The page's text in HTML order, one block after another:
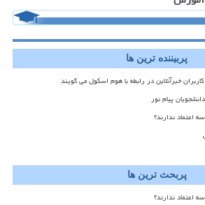
پربیننده ترین ها
خبرآنلاین در رابطه با هوم اسکول می گویند
پیام نور
اعتماد ندارند؟
پربحث ترین ها
اعتماد ندارند؟